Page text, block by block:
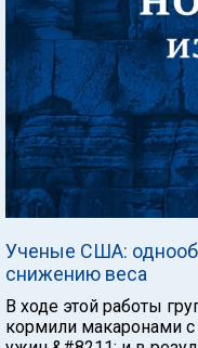
Ученые США:
снижению веса
В ходе этой работы
кормили макаронами